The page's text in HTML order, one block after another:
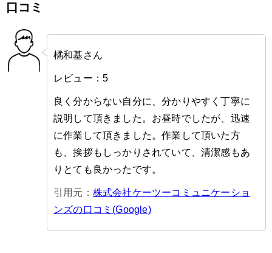
口コミ
橘和基さん
レビュー：5
良く分からない自分に、分かりやすく丁寧に
説明して頂きました。お昼時でしたが、迅速
に作業して頂きました。作業して頂いた方
も、挨拶もしっかりされていて、清潔感もあ
りとても良かったです。
引用元： 株式会社ケーツーコミュニケーショ
ンズの口コミ(Google)